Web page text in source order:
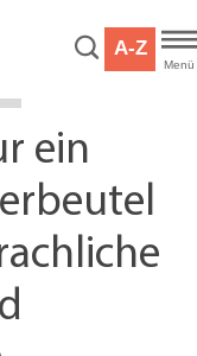
A-Z
Menü
ein